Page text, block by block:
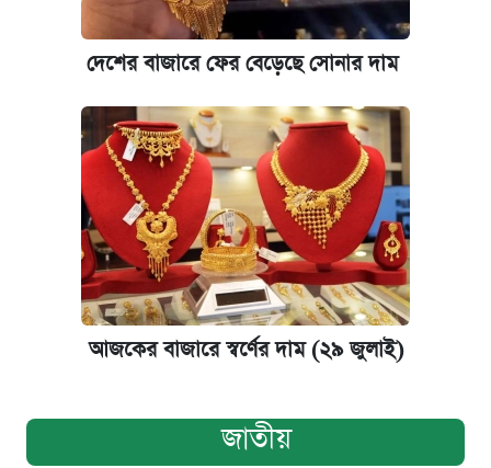
দেশের বাজারে ফের বেড়েছে সোনার দাম
আজকের বাজারে স্বর্ণের দাম (২৯ জুলাই)
জাতীয়